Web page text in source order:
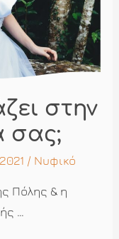
στην
σας;
/ Νυφικό
Πόλης & η
…